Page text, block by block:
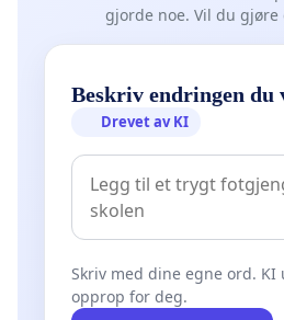
gjorde noe. Vil du gjøre
Beskriv endringen du
Drevet av KI
Skriv med dine egne ord.
opprop for deg.